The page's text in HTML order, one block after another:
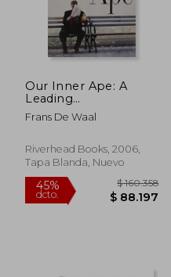
45% $ 970.320
Our Inner Ape: A
Leading
Primatologist
Explains why we are
Inglés)
Frans De Waal
Riverhead Books, 2006,
Tapa Blanda, Nuevo